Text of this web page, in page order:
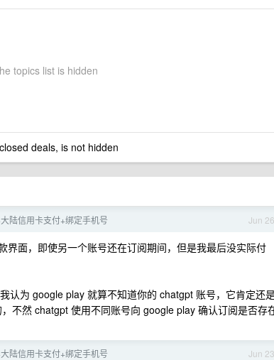
topics list is hidden
deals, is not hidden
Jun 26
陆信用卡支付+绑定手机号
界面，即使另一个账号还在订阅期间，但是我最后没实际付
认为 google play 就算不知道你的 chatgpt 账号，它肯定还
不然 chatgpt 使用不同账号向 google play 确认订阅是否存
Jun 23
陆信用卡支付+绑定手机号